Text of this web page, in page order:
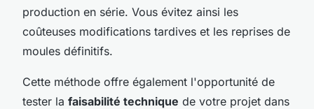
production en série. Vous évitez ainsi les
coûteuses modifications tardives et les reprises de
moules définitifs.
Cette méthode offre également l'opportunité de
tester la faisabilité technique de votre projet dans